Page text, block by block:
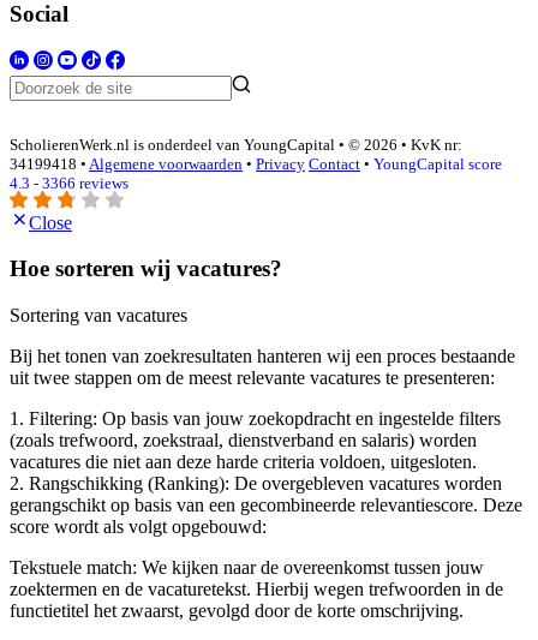
Social
ScholierenWerk.nl is onderdeel van YoungCapital • © 2026 • KvK nr:
34199418 • Algemene voorwaarden • Privacy Contact • YoungCapital score
4.3 - 3366 reviews
Close
Hoe sorteren wij vacatures?
Sortering van vacatures
Bij het tonen van zoekresultaten hanteren wij een proces bestaande
uit twee stappen om de meest relevante vacatures te presenteren:
1. Filtering: Op basis van jouw zoekopdracht en ingestelde filters
(zoals trefwoord, zoekstraal, dienstverband en salaris) worden
vacatures die niet aan deze harde criteria voldoen, uitgesloten.
2. Rangschikking (Ranking): De overgebleven vacatures worden
gerangschikt op basis van een gecombineerde relevantiescore. Deze
score wordt als volgt opgebouwd:
Tekstuele match: We kijken naar de overeenkomst tussen jouw
zoektermen en de vacaturetekst. Hierbij wegen trefwoorden in de
functietitel het zwaarst, gevolgd door de korte omschrijving.